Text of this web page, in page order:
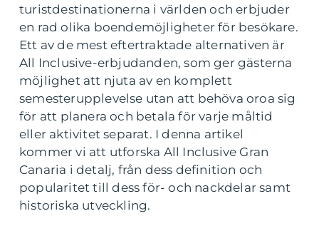
turistdestinationerna i världen och erbjuder
en rad olika boendemöjligheter för besökare.
Ett av de mest eftertraktade alternativen är
All Inclusive-erbjudanden, som ger gästerna
möjlighet att njuta av en komplett
semesterupplevelse utan att behöva oroa sig
för att planera och betala för varje måltid
eller aktivitet separat. I denna artikel
kommer vi att utforska All Inclusive Gran
Canaria i detalj, från dess definition och
popularitet till dess för- och nackdelar samt
historiska utveckling.